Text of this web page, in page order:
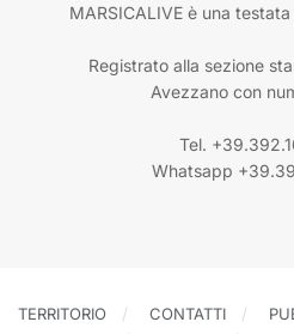
MARSICALIVE è una
Registrato alla sezione
Avezzano con
Tel.
Whatsapp
TERRITORIO CONTATTI